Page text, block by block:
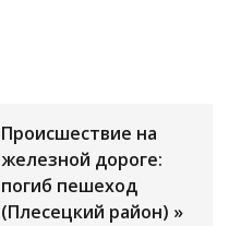
Происшествие на
железной дороге:
погиб пешеход
(Плесецкий район) »